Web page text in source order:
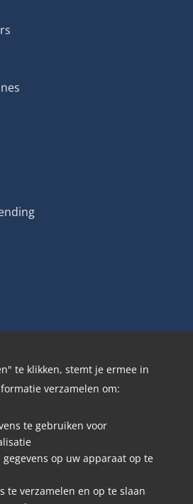
en #TeamJoopie
te klikken, stemt je ermee in
verzamelen om:
te gebruiken voor
op uw apparaat op te
te verzamelen en op te slaan